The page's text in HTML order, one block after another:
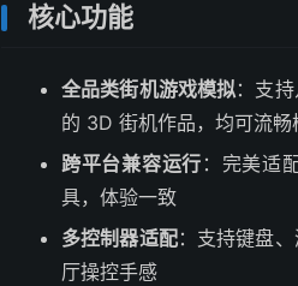
核心功能
全品类街机游戏模拟：支
的 3D 街机作品，均可流畅
跨平台兼容运行 ：完美适
具，体验一致
多控制器适配：支持键盘
厅操控手感